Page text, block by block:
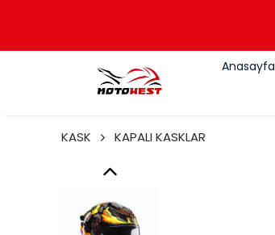
Anasayfa
KASK KAPALI KASKLAR